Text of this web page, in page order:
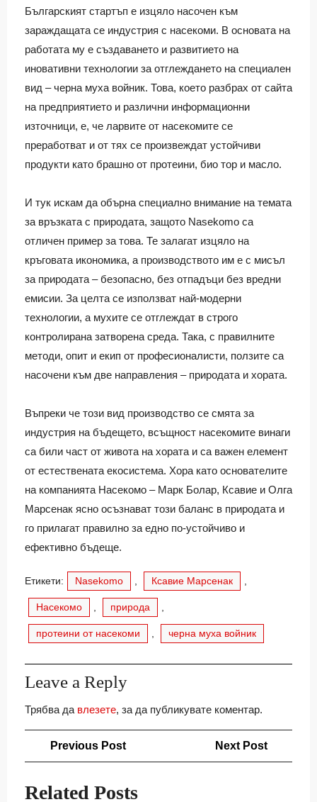
Българският стартъп е изцяло насочен към
зараждащата се индустрия с насекоми. В основата на
работата му е създаването и развитието на
иновативни технологии за отглеждането на специален
вид – черна муха войник. Това, което разбрах от сайта
на предприятието и различни информационни
източници, е, че ларвите от насекомите се
преработват и от тях се произвеждат устойчиви
продукти като брашно от протеини, био тор и масло.
И тук искам да обърна специално внимание на темата
за връзката с природата, защото Nasekomo са
отличен пример за това. Те залагат изцяло на
кръговата икономика, а производството им е с мисъл
за природата – безопасно, без отпадъци без вредни
емисии. За целта се използват най-модерни
технологии, а мухите се отглеждат в строго
контролирана затворена среда. Така, с правилните
методи, опит и екип от професионалисти, ползите са
насочени към две направления – природата и хората.
Въпреки че този вид производство се смята за
индустрия на бъдещето, всъщност насекомите винаги
са били част от живота на хората и са важен елемент
от естествената екосистема. Хора като основателите
на компанията Насекомо – Марк Болар, Ксавие и Олга
Марсенак ясно осъзнават този баланс в природата и
го прилагат правилно за едно по-устойчиво и
ефективно бъдеще.
Етикети: Nasekomo , Ксавие Марсенак ,
Насекомо , природа ,
протеини от насекоми , черна муха войник
Leave a Reply
Трябва да влезете, за да публикувате коментар.
Навигация
Previous PostPrevious
Post
Next Post
Post
Related Posts